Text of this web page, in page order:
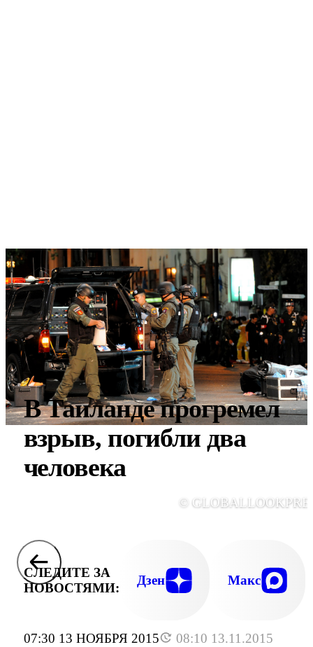
07:30 13 НОЯБРЯ 2015
08:10 13.11.2015
В Таиланде прогремел
взрыв, погибли два
человека
©
СЛЕДИТЕ ЗА
НОВОСТЯМИ:
Дзен Макс